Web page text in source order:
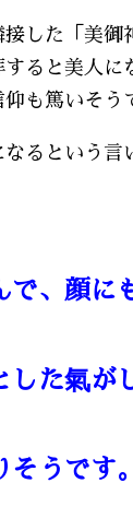
した「美御
ると美人に
も篤いそう
るという言
で、顔に
した氣が
うです。